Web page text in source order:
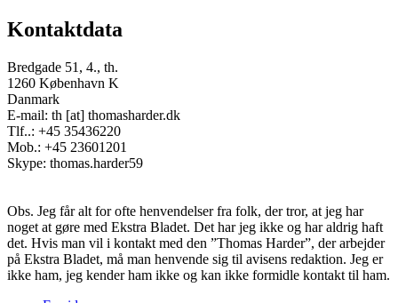
Kontaktdata
Bredgade 51, 4., th.
1260 København K
Danmark
E-mail: th [at] thomasharder.dk
Tlf..: +45 35436220
Mob.: +45 23601201
Skype: thomas.harder59
Obs. Jeg får alt for ofte henvendelser fra folk, der tror, at jeg har
noget at gøre med Ekstra Bladet. Det har jeg ikke og har aldrig haft
det. Hvis man vil i kontakt med den ”Thomas Harder”, der arbejder
på Ekstra Bladet, må man henvende sig til avisens redaktion. Jeg er
ikke ham, jeg kender ham ikke og kan ikke formidle kontakt til ham.